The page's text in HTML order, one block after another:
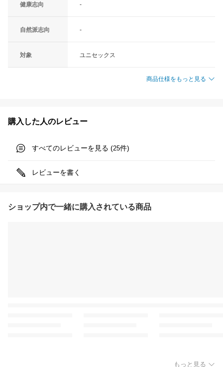
健康志向 -
自然派志向 -
対象 ユニセックス
商品仕様をもっと見る
購入した人のレビュー
すべてのレビューを見る (25件)
レビューを書く
ショップ内で一緒に購入されている商品
もっと見る